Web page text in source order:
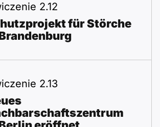
2.12
für Störche
2.13